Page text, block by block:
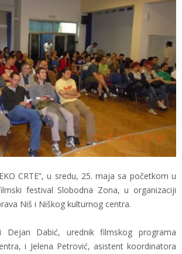
CRTE”, u sredu, 25. maja sa početkom u
festival Slobodna Zona, u organizaciji
Niš i Niškog kulturnog centra.
Dejan Dabić, urednik filmskog programa
i Jelena Petrović, asistent koordinatora